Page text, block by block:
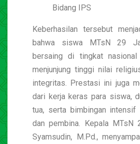
Bidang IPS
Keberhasilan tersebut
bahwa siswa MTsN 29
bersaing di tingkat
menjunjung tinggi nilai
integritas. Prestasi ini juga
dari kerja keras para siswa,
tua, serta bimbingan intensif
dan pembina. Kepala MTsN
Syamsudin, M.Pd.,